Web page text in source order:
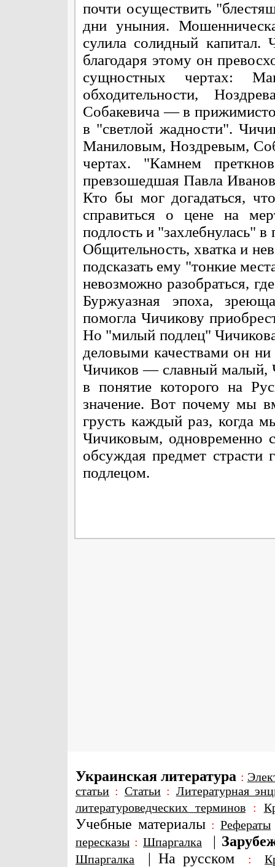
почти осуществить
дни уныния.
сулила солидный капитал.
благодаря этому он
сущностных чертах:
обходительности,
Собакевича — в
в "светлой жадности".
Маниловым, Ноздревым,
чертах. "Камнем
превзошедшая Павла
Кто бы мог догадаться,
справиться о цене на
подлость и "захлебнулась"
Общительность, хватка и
подсказать ему "тонкие
невозможно разобраться,
Буржуазная эпоха,
помогла Чичикову
Но "милый подлец"
деловыми качествами он
Чичиков — славный малый,
в понятие которого на
значение. Вот почему мы
грусть каждый раз, когда
Чичиковым, одновременно
обсуждая предмет
подлецом.
Украинская литература :
статьи : Статьи: Литературная
литературоведческих терминов:
Учебные материалы : Рефераты
пересказы : Шпаргалка |
Шпаргалка | На русском :